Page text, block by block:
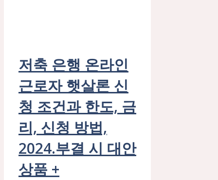
저축 은행 온라인
근로자 햇살론 신
청 조건과 한도, 금
리, 신청 방법,
2024.부결 시 대안
상품 +